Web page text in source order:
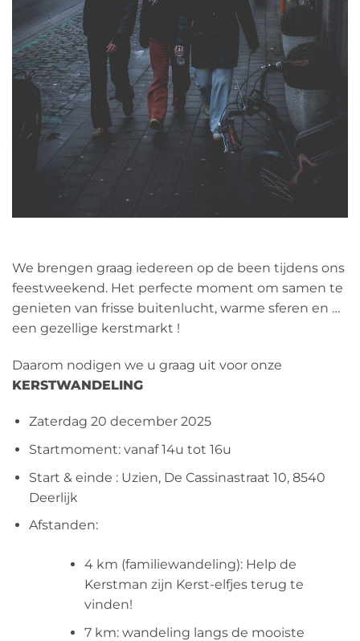
We brengen graag iedereen op de been tijdens ons
feestweekend. Het perfecte moment om samen te
genieten van frisse buitenlucht, warme sferen en …
een gezellige kerstmarkt !
Daarom nodigen we u graag uit voor onze
KERSTWANDELING
Zaterdag 20 december 2025
Startmoment: vanaf 14u tot 16u
Start & einde : Uzien, De Cassinastraat 10, 8540
Deerlijk
Afstanden:
4 km (familiewandeling): Help de
Kerstman zijn Kerst-elfjes terug te
vinden!
7 km: wandeling langs de mooiste